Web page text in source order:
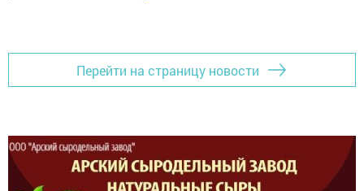
Перейти на страницу новости